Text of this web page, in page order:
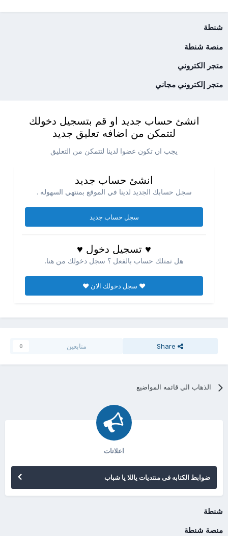
شنطة
منصة شنطة
متجر الكتروني
متجر إلكتروني مجاني
انشئ حساب جديد او قم بتسجيل دخولك
لتتمكن من اضافه تعليق جديد
يجب ان تكون عضوا لدينا لتتمكن من التعليق
انشئ حساب جديد
سجل حسابك الجديد لدينا في الموقع بمنتهي السهوله .
سجل حساب جديد
♥ تسجيل دخول ♥
هل تمتلك حساب بالفعل ؟ سجل دخولك من هنا.
♥ سجل دخولك الان ♥
Share متابعين 0
الذهاب الي قائمه المواضيع
اعلانات
ضوابط الكتابه فى منتديات ياللا يا شباب
شنطة
منصة شنطة